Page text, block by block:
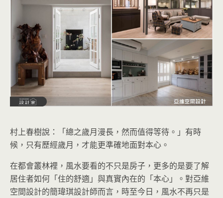
村上春樹說：「總之歲月漫長，然而值得等待。」有時
候，只有歷經歲月，才能更準確地面對本心。
在都會叢林裡，風水要看的不只是房子，更多的是要了解
居住者如何「住的舒適」與真實內在的「本心」。對亞維
空間設計的簡瑋琪設計師而言，時至今日，風水不再只是